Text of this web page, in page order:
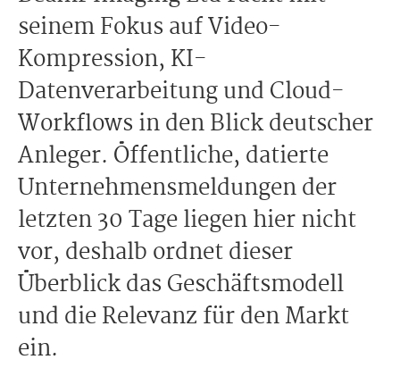
seinem Fokus auf Video-
Kompression, KI-
Datenverarbeitung und Cloud-
Workflows in den Blick deutscher
Anleger. Öffentliche, datierte
Unternehmensmeldungen der
letzten 30 Tage liegen hier nicht
vor, deshalb ordnet dieser
Überblick das Geschäftsmodell
und die Relevanz für den Markt
ein.